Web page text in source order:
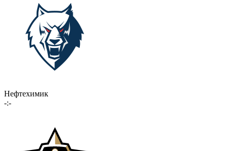
Нефтехимик
-:-